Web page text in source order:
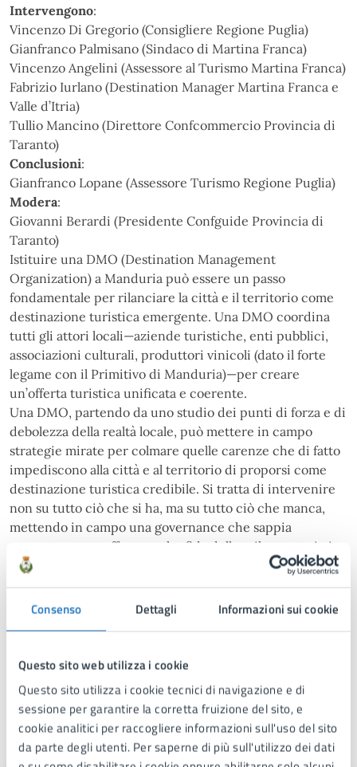
Consenso Dettagli Informazioni sui cookie
Questo sito web utilizza i cookie
Questo sito utilizza i cookie tecnici di navigazione e di
sessione per garantire la corretta fruizione del sito, e
cookie analitici per raccogliere informazioni sull'uso del sito
da parte degli utenti. Per saperne di più sull'utilizzo dei dati
Intervengono:
Vincenzo Di Gregorio (Consigliere Regione Puglia)
Gianfranco Palmisano (Sindaco di Martina Franca)
Vincenzo Angelini (Assessore al Turismo Martina Franca)
Fabrizio Iurlano (Destination Manager Martina Franca e
Valle d’Itria)
Tullio Mancino (Direttore Confcommercio Provincia di
Taranto)
Conclusioni:
Gianfranco Lopane (Assessore Turismo Regione Puglia)
Modera:
Giovanni Berardi (Presidente Confguide Provincia di
Taranto)
Istituire una DMO (Destination Management
Organization) a Manduria può essere un passo
fondamentale per rilanciare la città e il territorio come
destinazione turistica emergente. Una DMO coordina
tutti gli attori locali—aziende turistiche, enti pubblici,
associazioni culturali, produttori vinicoli (dato il forte
legame con il Primitivo di Manduria)—per creare
un’offerta turistica unificata e coerente.
Una DMO, partendo da uno studio dei punti di forza e di
debolezza della realtà locale, può mettere in campo
strategie mirate per colmare quelle carenze che di fatto
impediscono alla città e al territorio di proporsi come
destinazione turistica credibile. Si tratta di intervenire
non su tutto ciò che si ha, ma su tutto ciò che manca,
mettendo in campo una governance che sappia
concretamente affrontare la sfida dello sviluppo turistico
come non è mai stato fatto finora. Le DMO nascono per
difficoltà, per portare risultati concreti.
emergere nel panorama del turismo nazionale e
A cura di